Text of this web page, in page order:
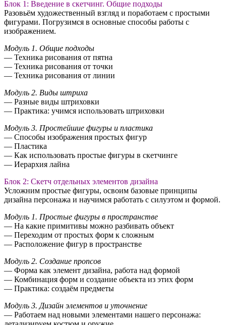
Блок 1: Введение в скетчинг. Общие подходы
Разовьём художественный взгляд и поработаем с простыми
фигурами. Погрузимся в основные способы работы с
изображением.
Модуль 1. Общие подходы
— Техника рисования от пятна
— Техника рисования от точки
— Техника рисования от линии
Модуль 2. Виды штриха
— Разные виды штриховки
— Практика: учимся использовать штриховки
Модуль 3. Простейшие фигуры и пластика
— Способы изображения простых фигур
— Пластика
— Как использовать простые фигуры в скетчинге
— Иерархия лайна
Блок 2: Скетч отдельных элементов дизайна
Усложним простые фигуры, освоим базовые принципы
дизайна персонажа и научимся работать с силуэтом и формой.
Модуль 1. Простые фигуры в пространстве
— На какие примитивы можно разбивать объект
— Переходим от простых форм к сложным
— Расположение фигур в пространстве
Модуль 2. Создание пропсов
— Форма как элемент дизайна, работа над формой
— Комбинация форм и создание объекта из этих форм
— Практика: создаём предметы
Модуль 3. Дизайн элементов и уточнение
— Работаем над новыми элементами нашего персонажа: